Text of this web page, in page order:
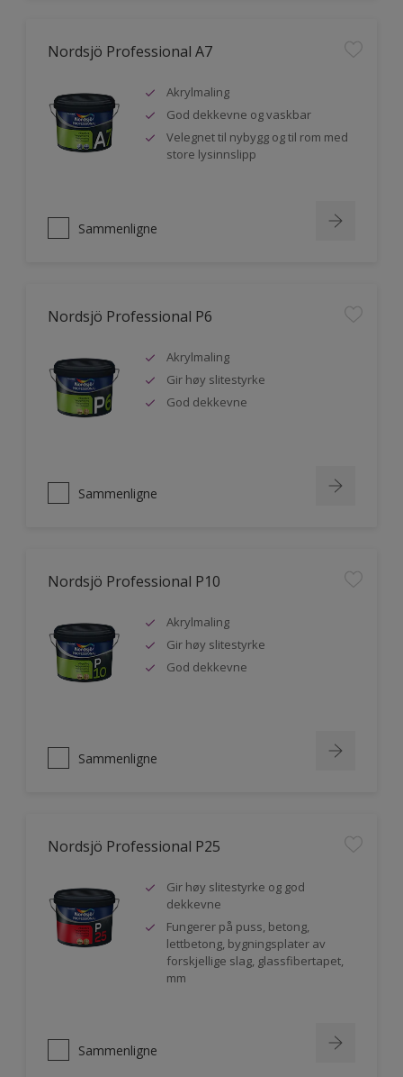
Nordsjö Professional A7
Akrylmaling
God dekkevne og vaskbar
Velegnet til nybygg og til rom med
store lysinnslipp
Sammenligne
Nordsjö Professional P6
Akrylmaling
Gir høy slitestyrke
God dekkevne
Sammenligne
Nordsjö Professional P10
Akrylmaling
Gir høy slitestyrke
God dekkevne
Sammenligne
Nordsjö Professional P25
Gir høy slitestyrke og god
dekkevne
Fungerer på puss, betong,
lettbetong, bygningsplater av
forskjellige slag, glassfibertapet,
mm
Sammenligne